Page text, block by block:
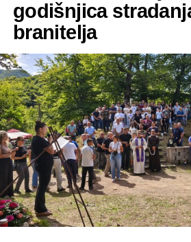
godišnjica
branitelja